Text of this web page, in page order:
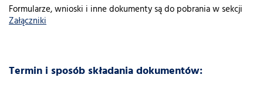
Formularze, wnioski i inne dokumenty są do pobrania w sekcji
Załączniki
Termin i sposób składania dokumentów: